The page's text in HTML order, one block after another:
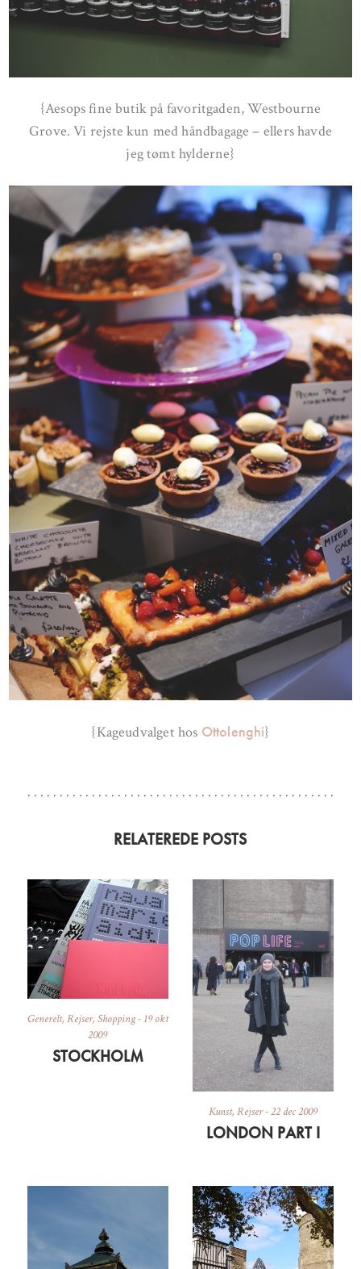
{Aesops fine butik på favoritgaden, Westbourne
Grove. Vi rejste kun med håndbagage – ellers havde
jeg tømt hylderne}
{Kageudvalget hos Ottolenghi}
RELATEREDE POSTS
Generelt, Rejser, Shopping- 19 okt
2009
STOCKHOLM
Kunst,Rejser-22 dec 2009
LONDON PART I